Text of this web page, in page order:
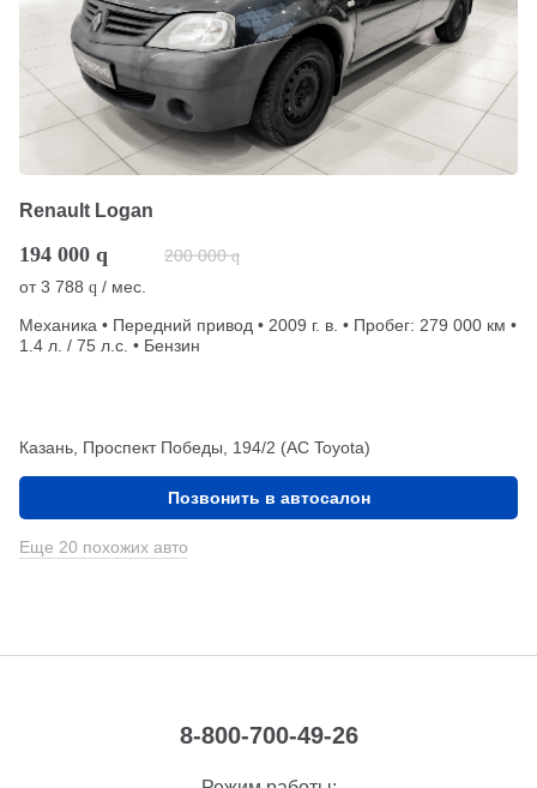
Renault Logan
194 000 q 200 000 q
от3 788 q / мес.
Механика • Передний привод • 2009 г. в. • Пробег: 279 000 км •
1.4 л. / 75 л.с. • Бензин
Казань, Проспект Победы, 194/2 (АС Toyota)
Позвонить в автосалон
Еще 20 похожих авто
8-800-700-49-26